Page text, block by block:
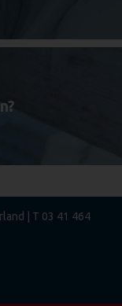
| T 03 41 464